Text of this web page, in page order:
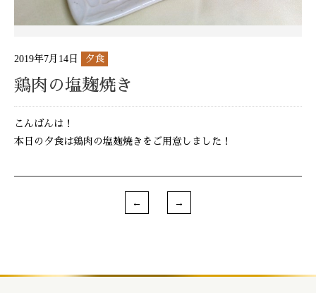
2019年7月14日 夕食
鶏肉の塩麹焼き
こんばんは！
本日の夕食は鶏肉の塩麹焼きをご用意しました！